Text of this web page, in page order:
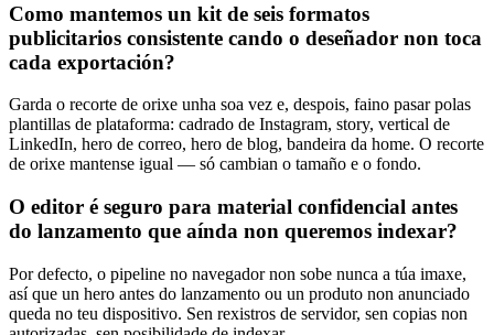
Como mantemos un kit de seis formatos
publicitarios consistente cando o deseñador non toca
cada exportación?
Garda o recorte de orixe unha soa vez e, despois, faino pasar polas
plantillas de plataforma: cadrado de Instagram, story, vertical de
LinkedIn, hero de correo, hero de blog, bandeira da home. O recorte
de orixe mantense igual — só cambian o tamaño e o fondo.
O editor é seguro para material confidencial antes
do lanzamento que aínda non queremos indexar?
Por defecto, o pipeline no navegador non sobe nunca a túa imaxe,
así que un hero antes do lanzamento ou un produto non anunciado
queda no teu dispositivo. Sen rexistros de servidor, sen copias non